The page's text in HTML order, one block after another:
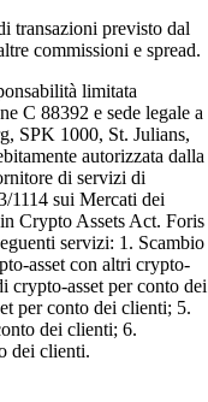
transazioni previsto dal
commissioni e spread.
limitata
C 88392 e sede legale a
SPK 1000, St. Julians,
autorizzata dalla
di servizi di
1114 sui Mercati dei
Crypto Assets Act. Foris
servizi: 1. Scambio
asset con altri crypto-
crypto-asset per conto dei
per conto dei clienti; 5.
dei clienti; 6.
dei clienti.